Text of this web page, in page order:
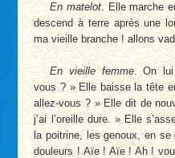
En matelot. Elle marche
descend à terre après une
ma vieille branche ! allons
En vieille femme. On lui
vous ? » Elle baisse la tête
allez-vous ? » Elle dit de
j’ai l’oreille dure. » Elle
la poitrine, les genoux, en
douleurs ! Aïe ! Aïe ! Ah !